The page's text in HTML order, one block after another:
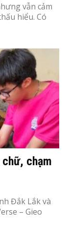
vẫn cảm
hiểu. Có
chữ, chạm
Đắk Lắk và
– Gieo